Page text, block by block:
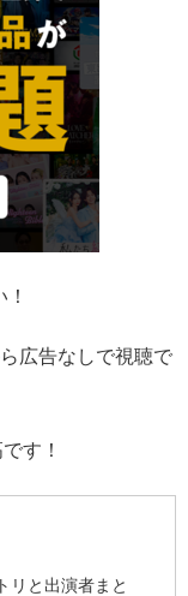
広告なしで視聴で
す！
リと出演者まと